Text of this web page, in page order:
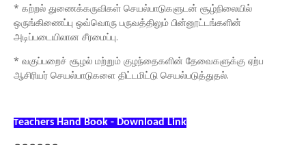
* கற்றல் துணைக்கருவிகள் செயல்பாடுகளுடன் சூழ்நிலையில்
ஒருங்கிணைப்பு ஒவ்வொரு பருவத்திலும் பின்னூட்டங்களின்
அடிப்படையிலான சீரமைப்பு.
* வகுப்பறைச் சூழல் மற்றும் குழந்தைகளின் தேவைகளுக்கு ஏற்ப
ஆசிரியர் செயல்பாடுகளை திட்டமிட்டு செயல்படுத்துதல்.
Teachers Hand Book - Download Link